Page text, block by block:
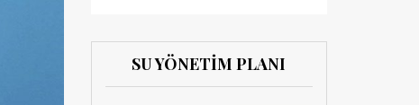
SU YÖNETİM PLANI